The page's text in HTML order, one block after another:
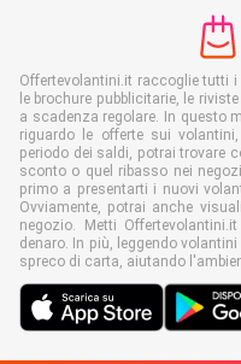
Offertevolantini.it raccoglie tutti
le brochure pubblicitarie, le
a scadenza regolare. In questo
riguardo le offerte sui
periodo dei saldi, potrai trovare
sconto o quel ribasso nei
primo a presentarti i nuovi
Ovviamente, potrai anche
negozio. Metti
denaro. In più, leggendo
spreco di carta, aiutando